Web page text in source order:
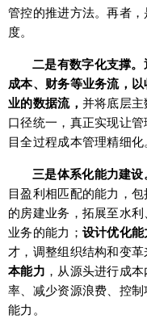
管控的推进方法。再者
度。
二是有数字化支撑。
成本、财务等业务流，
业的数据流， 并将底层
口径统一，真正实现让
目全过程成本管理精细化
三是体系化能力建设
目盈利相匹配的能力，包
的房建业务，拓展至水
业务的能力； 设计优化能
才，调整组织结构和变
本能力 ，从源头进行成
率、减少资源浪费、控
能力。